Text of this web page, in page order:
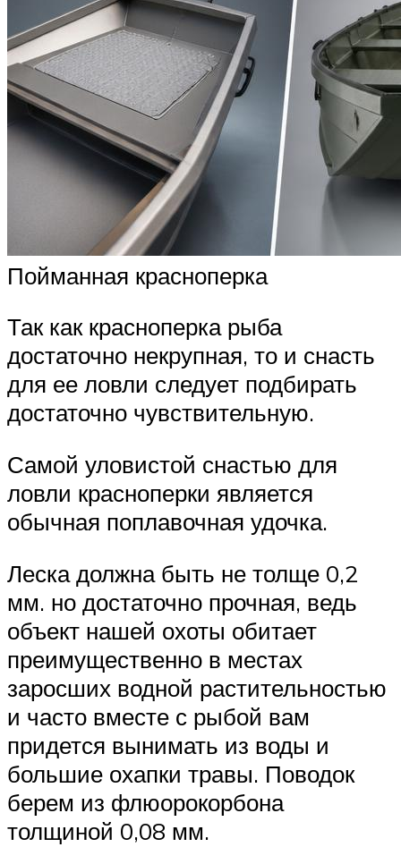
Пойманная красноперка
Так как красноперка рыба
достаточно некрупная, то и снасть
для ее ловли следует подбирать
достаточно чувствительную.
Самой уловистой снастью для
ловли красноперки является
обычная поплавочная удочка.
Леска должна быть не толще 0,2
мм. но достаточно прочная, ведь
объект нашей охоты обитает
преимущественно в местах
заросших водной растительностью
и часто вместе с рыбой вам
придется вынимать из воды и
большие охапки травы. Поводок
берем из флюорокорбона
толщиной 0,08 мм.